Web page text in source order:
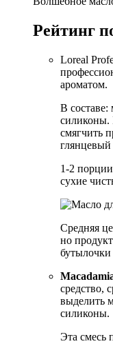
Рейтинг
Loreal
ароматом.
В составе:
силиконы.
смягчить
глянцевый
1-2
сухие
Средняя
но
бутылочки
средство,
выделить
силиконы.
Эта смесь